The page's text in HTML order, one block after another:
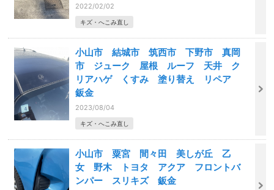
2022/02/02
キズ・へこみ直し
小山市 結城市 筑西市 下野市 真岡
市 ジューク 屋根 ルーフ 天井 ク
リアハゲ くすみ 塗り替え リペア
鈑金
2023/08/04
キズ・へこみ直し
小山市 粟宮 間々田 美しが丘 乙
女 野木 トヨタ アクア フロントバ
ンパー スリキズ 鈑金